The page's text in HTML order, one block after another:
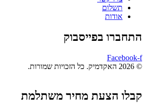
תשלום
אודות
התחברו בפייסבוק
Facebook-f
© 2026 האקדמיק. כל הזכויות שמורות.
קבלו הצעת מחיר משתלמת